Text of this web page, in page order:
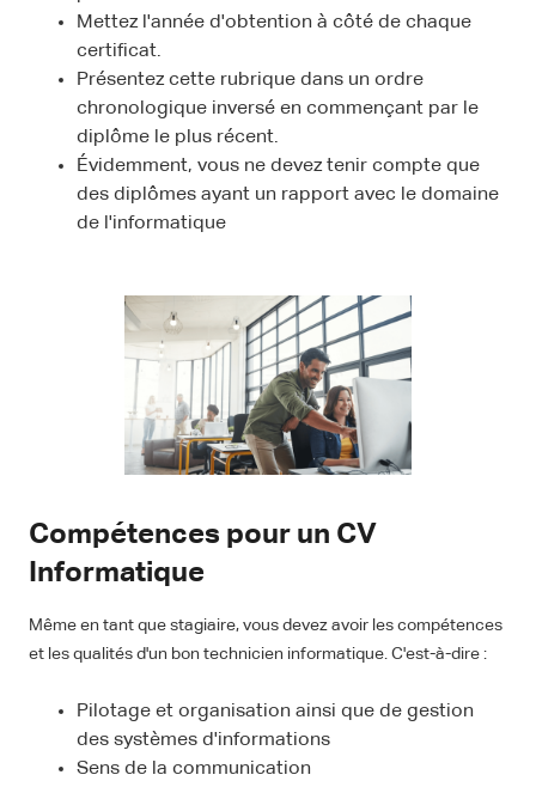
Mettez l'année d'obtention à côté de chaque
certificat.
Présentez cette rubrique dans un ordre
chronologique inversé en commençant par le
diplôme le plus récent.
Évidemment, vous ne devez tenir compte que
des diplômes ayant un rapport avec le domaine
de l'informatique
Compétences pour un CV
Informatique
Même en tant que stagiaire, vous devez avoir les compétences
et les qualités d'un bon technicien informatique. C'est-à-dire :
Pilotage et organisation ainsi que de gestion
des systèmes d'informations
Sens de la communication